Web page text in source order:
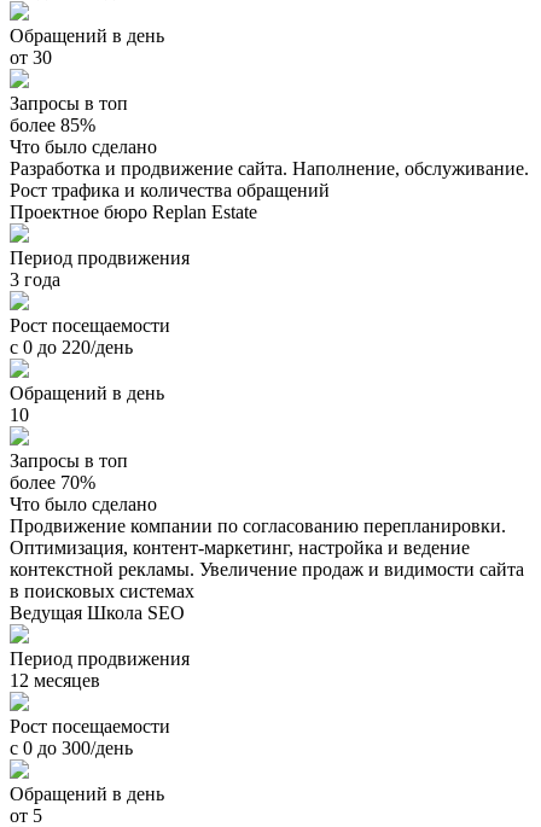
Обращений в день
от 30
Запросы в топ
более 85%
Что было сделано
Разработка и продвижение сайта. Наполнение, обслуживание.
Рост трафика и количества обращений
Проектное бюро Replan Estate
Период продвижения
3 года
Рост посещаемости
с 0 до 220/день
Обращений в день
10
Запросы в топ
более 70%
Что было сделано
Продвижение компании по согласованию перепланировки.
Оптимизация, контент-маркетинг, настройка и ведение
контекстной рекламы. Увеличение продаж и видимости сайта
в поисковых системах
Ведущая Школа SEO
Период продвижения
12 месяцев
Рост посещаемости
с 0 до 300/день
Обращений в день
от 5